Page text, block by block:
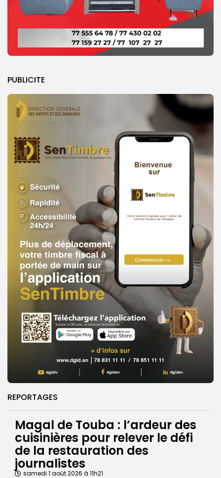
PUBLICITE
REPORTAGES
Magal de Touba : l’ardeur des
cuisinières pour relever le défi
de la restauration des
journalistes
samedi 1 août 2026 à 11h21